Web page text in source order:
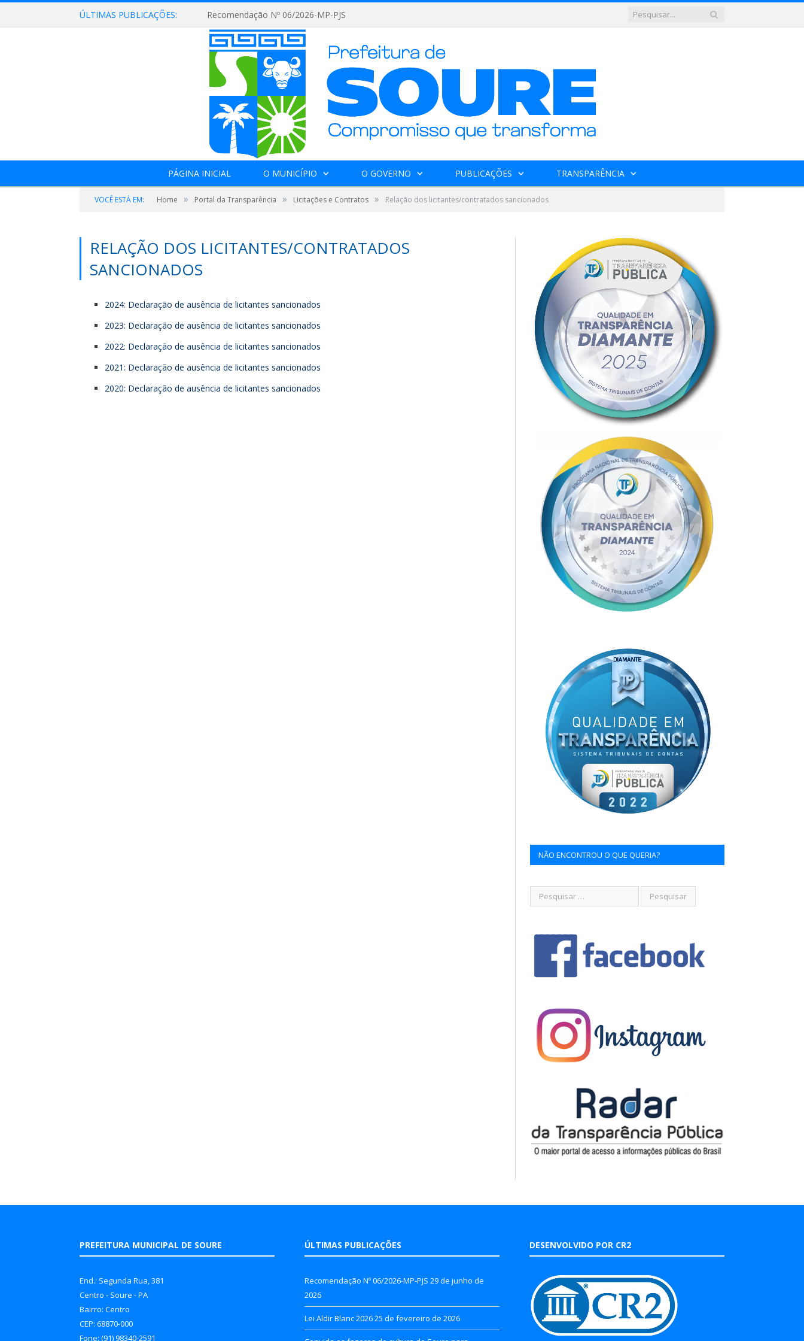
ÚLTIMAS PUBLICAÇÕES: Recomendação Nº 06/2026-MP-PJS
PÁGINA INICIAL O MUNICÍPIO O GOVERNO PUBLICAÇÕES TRANSPARÊNCIA
VOCÊ ESTÁ EM: Home » Portal da Transparência » Licitações e Contratos » Relação dos licitantes/contratados sancionados
RELAÇÃO DOS LICITANTES/CONTRATADOS
SANCIONADOS
2024: Declaração de ausência de licitantes sancionados
2023: Declaração de ausência de licitantes sancionados
2022: Declaração de ausência de licitantes sancionados
2021: Declaração de ausência de licitantes sancionados
2020: Declaração de ausência de licitantes sancionados
NÃO ENCONTROU O QUE QUERIA?
PREFEITURA MUNICIPAL DE SOURE
End.: Segunda Rua, 381
Centro - Soure - PA
Bairro: Centro
CEP: 68870-000
Fone: (91) 98340-2591
ÚLTIMAS PUBLICAÇÕES
Recomendação Nº 06/2026-MP-PJS 29 de junho de
2026
Lei Aldir Blanc 202625 de fevereiro de 2026
DESENVOLVIDO POR CR2